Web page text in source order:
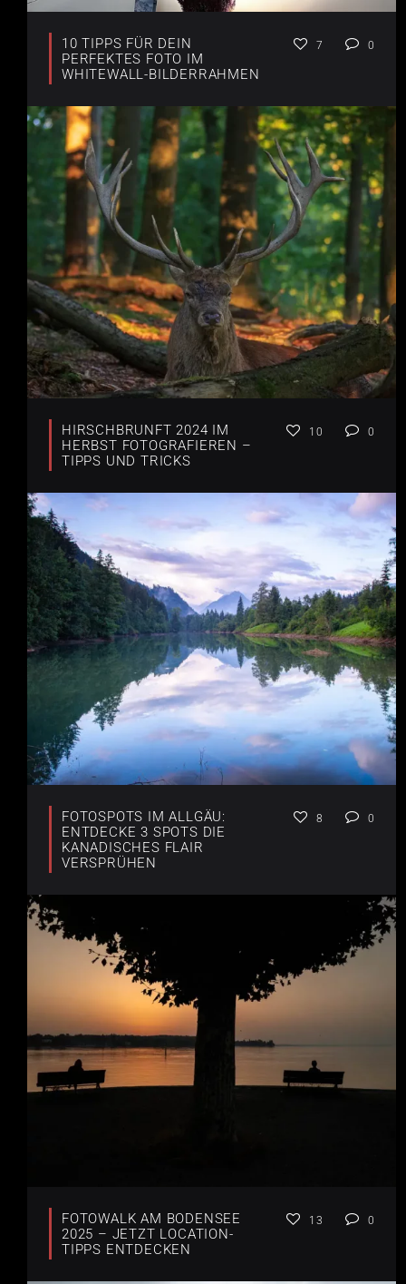
10 TIPPS FÜR DEIN
PERFEKTES FOTO IM
WHITEWALL-BILDERRAHMEN
7 0
HIRSCHBRUNFT 2024 IM
HERBST FOTOGRAFIEREN –
TIPPS UND TRICKS
10 0
FOTOSPOTS IM ALLGÄU:
ENTDECKE 3 SPOTS DIE
KANADISCHES FLAIR
VERSPRÜHEN
8 0
FOTOWALK AM BODENSEE
2025 – JETZT LOCATION-
TIPPS ENTDECKEN
13 0